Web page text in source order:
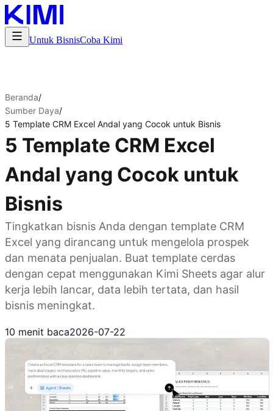
Untuk BisnisCoba Kimi
Beranda/
Sumber Daya/
5 Template CRM Excel Andal yang Cocok untuk Bisnis
5 Template CRM Excel
Andal yang Cocok untuk
Bisnis
Tingkatkan bisnis Anda dengan template CRM
Excel yang dirancang untuk mengelola prospek
dan menata penjualan. Buat template cerdas
dengan cepat menggunakan Kimi Sheets agar alur
kerja lebih lancar, data lebih tertata, dan hasil
bisnis meningkat.
10 menit baca2026-07-22